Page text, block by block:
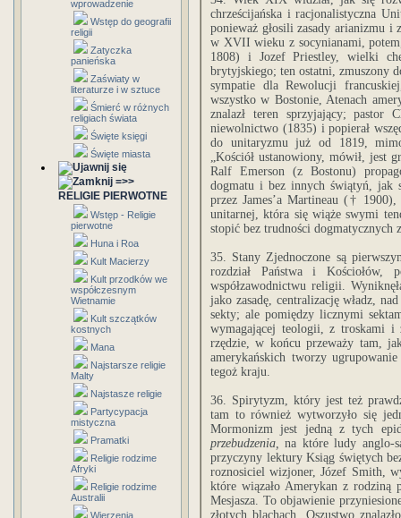
wprowadzenie
Wstęp do geografii
religii
Zatyczka
panieńska
Zaświaty w
literaturze i w sztuce
Śmierć w różnych
religiach świata
Święte księgi
Święte miasta
=>>
RELIGIE PIERWOTNE
Wstęp - Religie
pierwotne
Huna i Roa
Kult Macierzy
Kult przodków we
współczesnym
Wietnamie
Kult szczątków
kostnych
Mana
Najstarsze religie
Malty
Najstasze religie
Partycypacja
mistyczna
Pramatki
Religie rodzime
Afryki
Religie rodzime
Australii
Wierzenia
chrześcijańska i racjonalistyczna
ponieważ głosili zasady arianizmu
w XVII wieku z socynianami,
1808) i Jozef Priestley, wielki
brytyjskiego; ten ostatni, zmuszony
sympatie dla Rewolucji
wszystko w Bostonie, Atenach
znalazł teren sprzyjający; pastor
niewolnictwo (1835) i popierał
do unitaryzmu już od 1819,
„Kościół ustanowiony, mówił, jest
Ralf Emerson (z Bostonu)
dogmatu i bez innych świątyń, jak
przez James’a Martineau (†
unitarnej, która się wiąże swymi
stopić bez trudności
35. Stany Zjednoczone są
rozdział Państwa i Kościołów,
współzawodnictwu religii.
jako zasadę, centralizację władz,
sekty; ale pomiędzy licznymi
wymagającej teologii, z troskami i
rzędzie, w końcu przeważy tam,
amerykańskich tworzy
tegoż kraju.
36. Spirytyzm, który jest też
tam to również wytworzyło się
Mormonizm jest jedną z tych
przebudzenia, na które ludy anglo-
przyczyny lektury Ksiąg świętych
roznosiciel wizjoner, Józef Smith,
które wiązało Amerykan z rodziną
Mesjasza. To objawienie
złotych blachach. Oszustwo